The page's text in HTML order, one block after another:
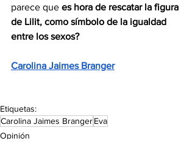
parece que es hora de rescatar la figura
de Lilit, como símbolo de la igualdad
entre los sexos?
Carolina Jaimes Branger
Etiquetas:
Carolina Jaimes BrangerEva
Opinión